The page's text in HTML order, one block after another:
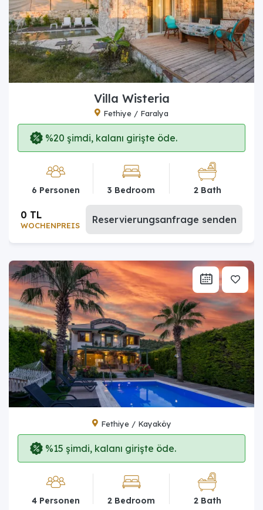
Villa Wisteria
Fethiye / Faralya
%20 şimdi, kalanı girişte öde.
6 Personen 3 Bedroom 2 Bath
WOCHENPREIS
0 TL Reservierungsanfrage senden
Fethiye / Kayaköy
%15 şimdi, kalanı girişte öde.
4 Personen 2 Bedroom 2 Bath